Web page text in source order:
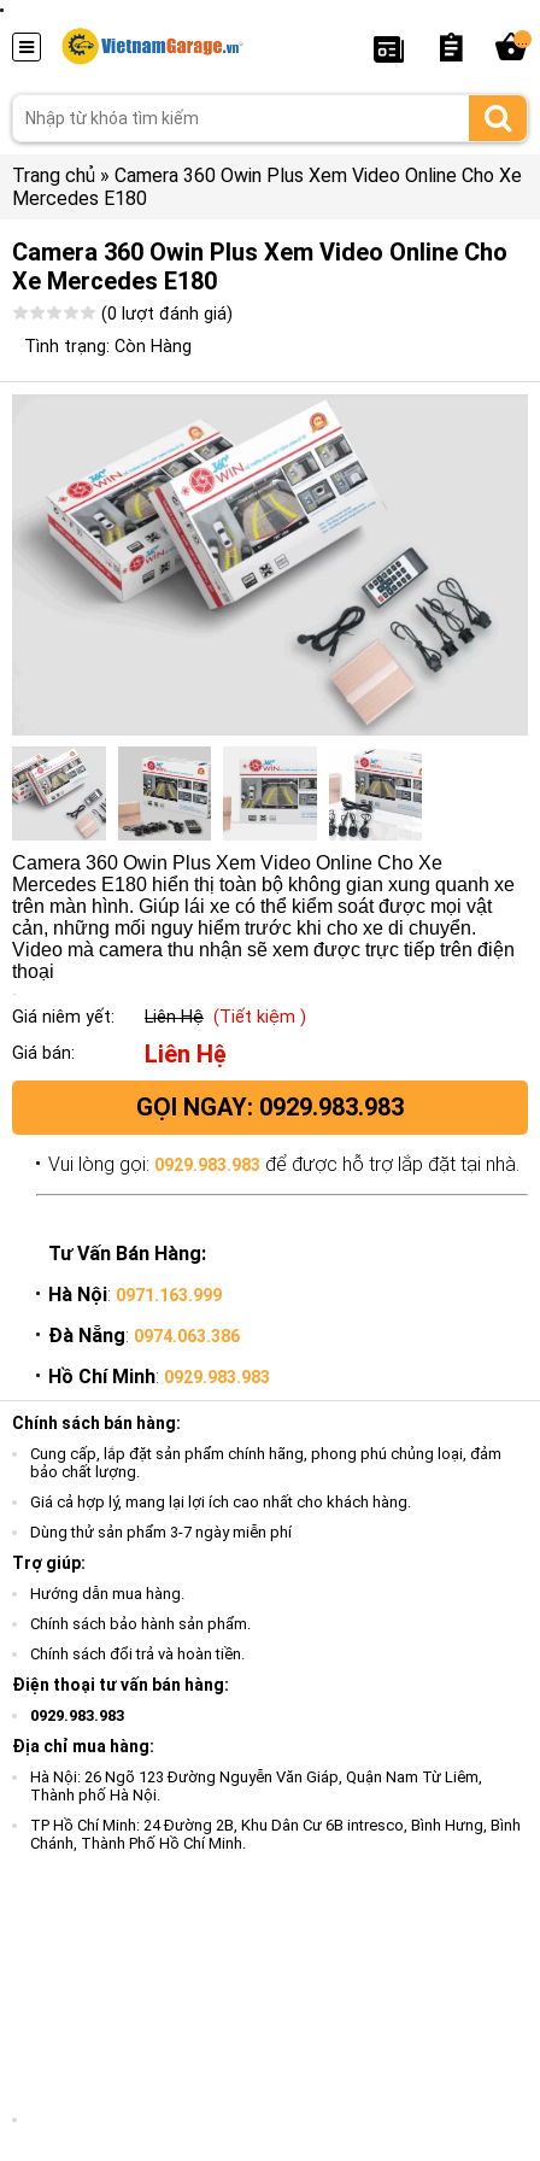
Trang chủ » Camera 360 Owin Plus Xem Video Online Cho Xe
Mercedes E180
Camera 360 Owin Plus Xem Video Online Cho
Xe Mercedes E180
(0 lượt đánh giá)
Tình trạng: Còn Hàng
Camera 360 Owin Plus Xem Video Online Cho Xe
Mercedes E180 hiển thị toàn bộ không gian xung quanh xe
trên màn hình. Giúp lái xe có thể kiểm soát được mọi vật
cản, những mối nguy hiểm trước khi cho xe di chuyển.
Video mà camera thu nhận sẽ xem được trực tiếp trên điện
thoại
Giá niêm yết: Liên Hệ (Tiết kiệm )
Giá bán:
Liên Hệ
GỌI NGAY: 0929.983.983
Vui lòng gọi: 0929.983.983 để được hỗ trợ lắp đặt tại nhà.
Tư Vấn Bán Hàng:
Hà Nội: 0971.163.999
Đà Nẵng: 0974.063.386
Hồ Chí Minh: 0929.983.983
Chính sách bán hàng:
Cung cấp, lắp đặt sản phẩm chính hãng, phong phú chủng loại, đảm
bảo chất lượng.
Giá cả hợp lý, mang lại lợi ích cao nhất cho khách hàng.
Dùng thử sản phẩm 3-7 ngày miễn phí
Trợ giúp:
Hướng dẫn mua hàng.
Chính sách bảo hành sản phẩm.
Chính sách đổi trả và hoàn tiền.
Điện thoại tư vấn bán hàng:
0929.983.983
Địa chỉ mua hàng:
Hà Nội: 26 Ngõ 123 Đường Nguyễn Văn Giáp, Quận Nam Từ Liêm,
Thành phố Hà Nội.
TP Hồ Chí Minh: 24 Đường 2B, Khu Dân Cư 6B intresco, Bình Hưng, Bình
Chánh, Thành Phố Hồ Chí Minh.